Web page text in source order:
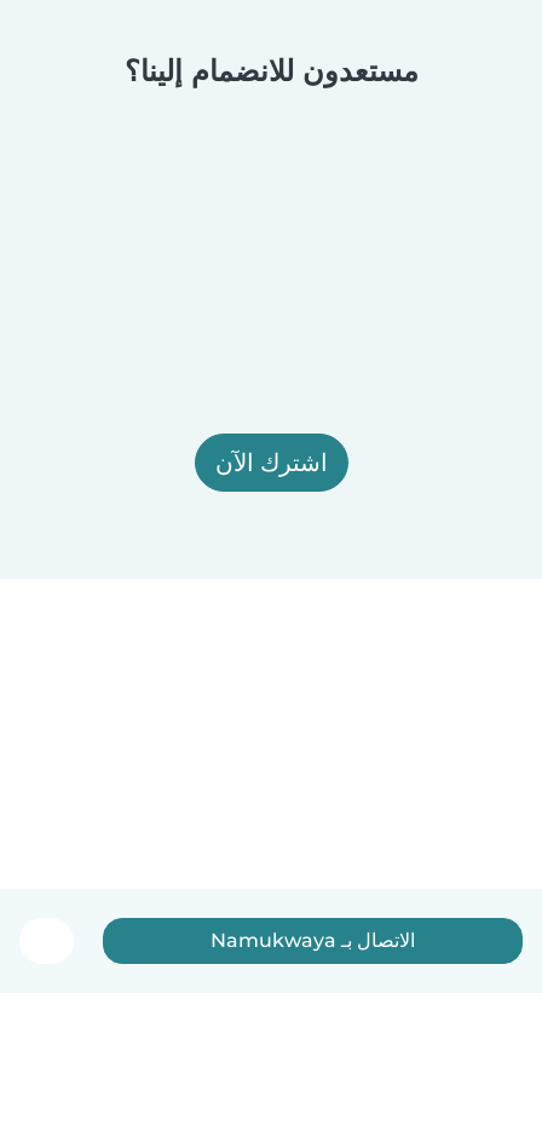
مستعدون للانضمام إلينا؟
اشترك الآن
الاتصال بـ Namukwaya